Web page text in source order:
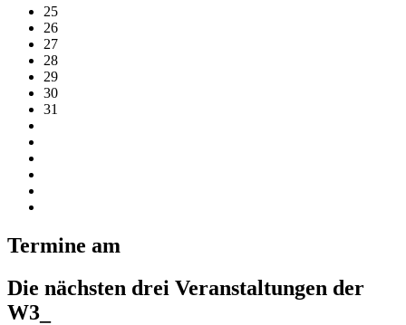
25
26
27
28
29
30
31
Termine am
Die nächsten drei Veranstaltungen der
W3_